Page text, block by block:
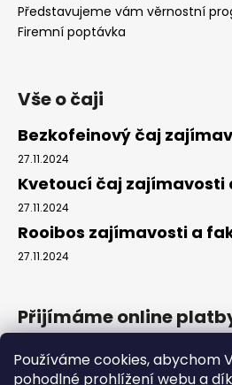
Používáme cookies, abychom
pohodlné prohlížení webu a
Představujeme vám věrnostní
Firemní poptávka
Vše o čaji
Bezkofeinový čaj
27.11.2024
Kvetoucí čaj zajímavosti
27.11.2024
Rooibos zajímavosti a
27.11.2024
Přijímáme online